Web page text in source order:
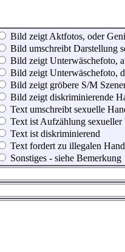
Bild zeigt Aktfotos, oder
Bild umschreibt Darstellung
Bild zeigt Unterwäschefoto,
Bild zeigt Unterwäschefoto,
Bild zeigt gröbere S/M
Bild zeigt diskriminierende
Text umschreibt sexuelle
Text ist Aufzählung sexueller
Text ist diskriminierend
Text fordert zu illegalen
Sonstiges - siehe Bemerkung